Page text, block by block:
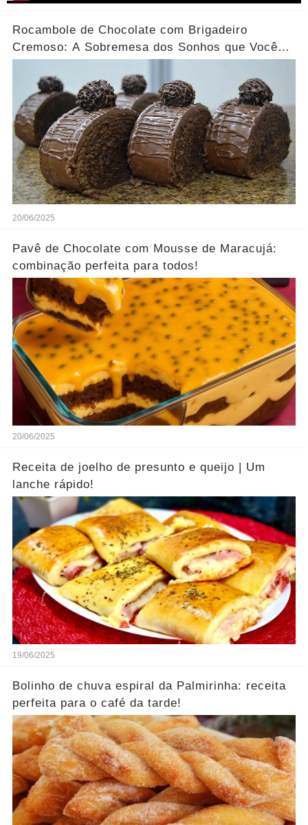
Rocambole de Chocolate com Brigadeiro
Cremoso: A Sobremesa dos Sonhos que Você
20/06/2025
Pavê de Chocolate com Mousse de Maracujá:
combinação perfeita para todos!
20/06/2025
Receita de joelho de presunto e queijo | Um
lanche rápido!
19/06/2025
Bolinho de chuva espiral da Palmirinha: receita
perfeita para o café da tarde!